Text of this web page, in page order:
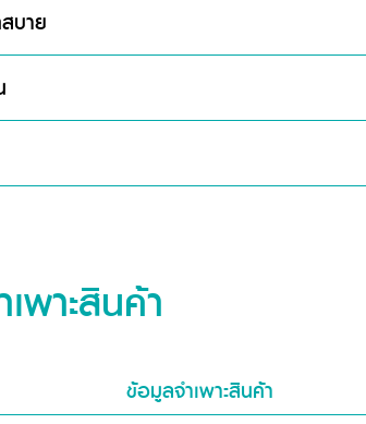
บาย
เพาะสินค้า
ข้อมูลจำเพาะสินค้า